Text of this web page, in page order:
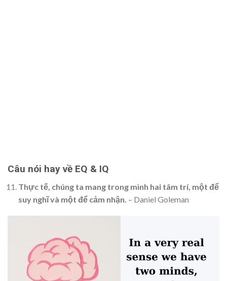
Câu nói hay về EQ & IQ
Thực tế, chúng ta mang trong mình hai tâm trí, một để
suy nghĩ và một để cảm nhận. – Daniel Goleman